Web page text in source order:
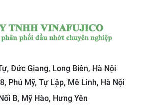
Đức Giang, Long Biên, Hà Nội
Phú Mỹ, Tự Lập, Mê Linh, Hà Nội
B, Mỹ Hào, Hưng Yên